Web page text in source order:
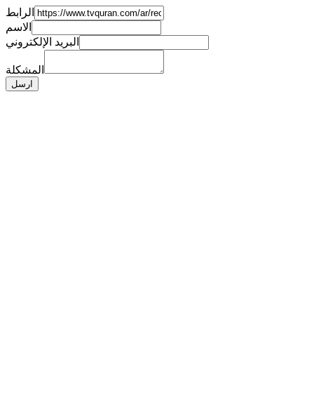
الرابط
الاسم
البريد الإلكتروني
المشكلة
ارسل